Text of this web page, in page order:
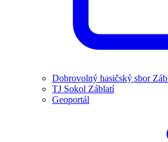
Dobrovolný hasičský sbor
TJ Sokol Záblatí
Geoportál